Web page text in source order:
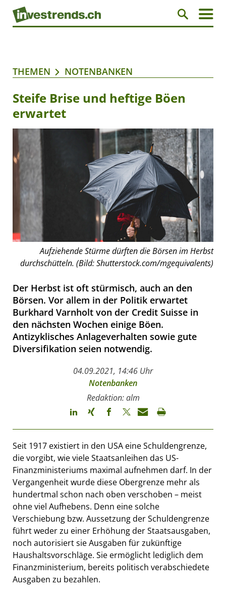
THEMEN NOTENBANKEN
Steife Brise und heftige Böen
erwartet
Aufziehende Stürme dürften die Börsen im Herbst
durchschütteln. (Bild: Shutterstock.com/mgequivalents)
Der Herbst ist oft stürmisch, auch an den
Börsen. Vor allem in der Politik erwartet
Burkhard Varnholt von der Credit Suisse in
den nächsten Wochen einige Böen.
Antizyklisches Anlageverhalten sowie gute
Diversifikation seien notwendig.
04.09.2021, 14:46 Uhr
Notenbanken
Redaktion: alm
Seit 1917 existiert in den USA eine Schuldengrenze,
die vorgibt, wie viele Staatsanleihen das US-
Finanzministeriums maximal aufnehmen darf. In der
Vergangenheit wurde diese Obergrenze mehr als
hundertmal schon nach oben verschoben – meist
ohne viel Aufhebens. Denn eine solche
Verschiebung bzw. Aussetzung der Schuldengrenze
führt weder zu einer Erhöhung der Staatsausgaben,
noch autorisiert sie Ausgaben für zukünftige
Haushaltsvorschläge. Sie ermöglicht lediglich dem
Finanzministerium, bereits politisch verabschiedete
Ausgaben zu bezahlen.